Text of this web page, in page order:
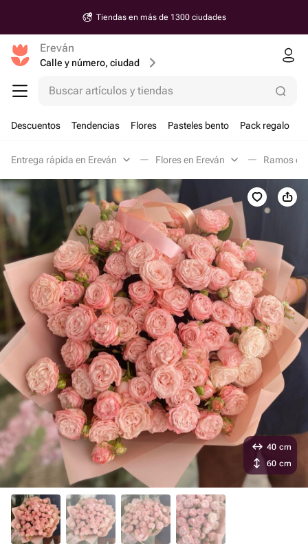
Tiendas en más de 1300 ciudades
Ereván
Calle y número, ciudad
Buscar artículos y tiendas
Descuentos Tendencias Flores Pasteles bento Pack regalo
Entrega rápida en Ereván Flores en Ereván Ramos
40 cm
60 cm